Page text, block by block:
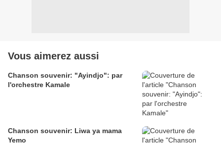
Vous aimerez aussi
Chanson souvenir: "Ayindjo": par
l'orchestre Kamale
Chanson souvenir: Liwa ya mama
Yemo